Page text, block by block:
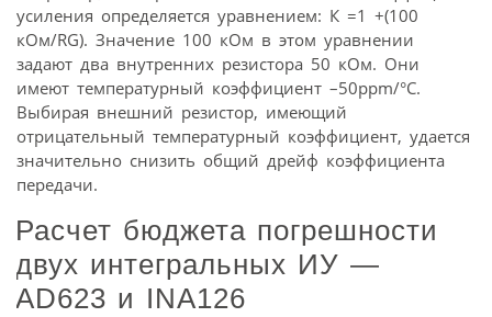
усиления определяется уравнением: К =1 +(100
кОм/RG). Значение 100 кОм в этом уравнении
задают два внутренних резистора 50 кОм. Они
имеют температурный коэффициент –50ppm/°C.
Выбирая внешний резистор, имеющий
отрицательный температурный коэффициент, удается
значительно снизить общий дрейф коэффициента
передачи.
Расчет бюджета погрешности
двух интегральных ИУ —
AD623 и INA126